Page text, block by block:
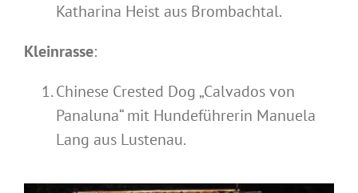
Katharina Heist aus Brombachtal.
Kleinrasse:
Chinese Crested Dog „Calvados von
Panaluna“ mit Hundeführerin Manuela
Lang aus Lustenau.